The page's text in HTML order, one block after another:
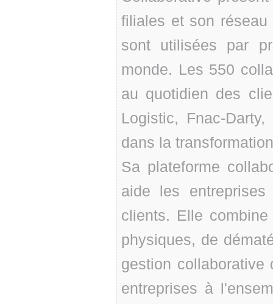
filiales et son
sont utilisées par
monde. Les 550
au quotidien des
Logistic, Fnac-
dans la
Sa plateforme
aide les
clients. Elle
physiques, de
gestion
entreprises à